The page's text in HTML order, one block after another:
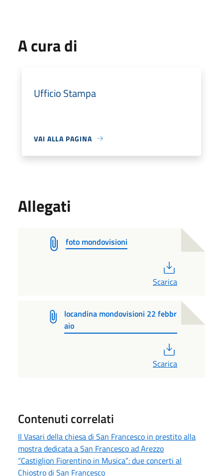
A cura di
Ufficio Stampa
VAI ALLA PAGINA
Allegati
foto mondovisioni
Scarica
locandina mondovisioni 22 febbr
aio
Scarica
Contenuti correlati
Il Vasari della chiesa di San Francesco in prestito alla
mostra dedicata a San Francesco ad Arezzo
“Castiglion Fiorentino in Musica”: due concerti al
Chiostro di San Francesco